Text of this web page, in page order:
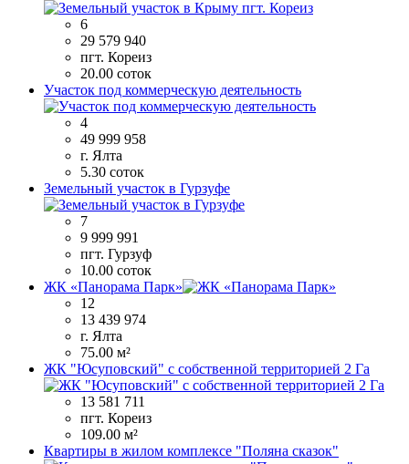
6
29 579 940
пгт. Кореиз
20.00 соток
Участок под коммерческую деятельность
4
49 999 958
г. Ялта
5.30 соток
Земельный участок в Гурзуфе
7
9 999 991
пгт. Гурзуф
10.00 соток
ЖК «Панорама Парк»
12
13 439 974
г. Ялта
75.00 м²
ЖК "Юсуповский" с собственной территорией 2 Га
13 581 711
пгт. Кореиз
109.00 м²
Квартиры в жилом комплексе "Поляна сказок"